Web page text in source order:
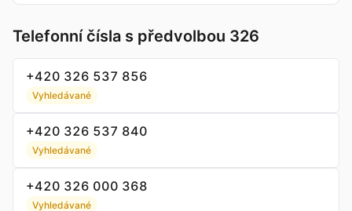
Telefonní čísla s předvolbou 326
+420 326 537 856
Vyhledávané
+420 326 537 840
Vyhledávané
+420 326 000 368
Vyhledávané